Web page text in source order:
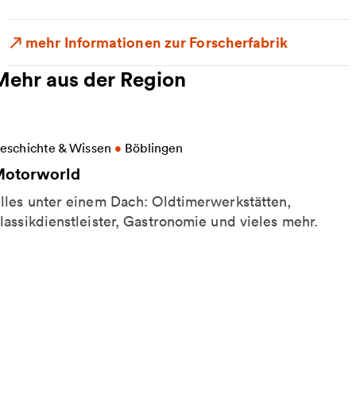
mehr Informationen zur Forscherfabrik
aus der Region
& Wissen • Böblingen
unter einem Dach: Oldtimerwerkstätten,
Gastronomie und vieles mehr.
Informationen zu Motorworld